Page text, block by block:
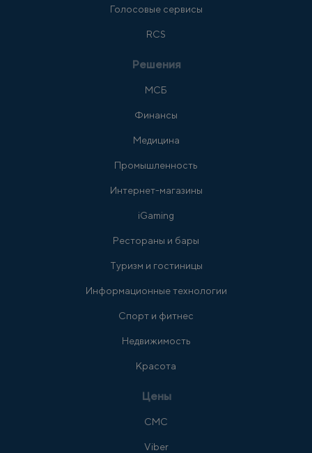
Голосовые сервисы
RCS
Решения
МСБ
Финансы
Медицина
Промышленность
Интернет-магазины
iGaming
Рестораны и бары
Туризм и гостиницы
Информационные технологии
Спорт и фитнес
Недвижимость
Красота
Цены
СМС
Viber